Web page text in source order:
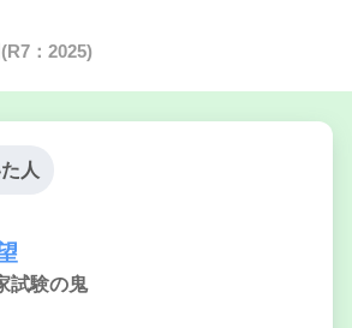
：2025)
人
試験の鬼